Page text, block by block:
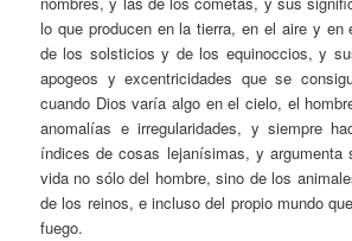
lo que producen en la tierra, en el aire y en
de los solsticios y de los equinoccios, y
apogeos y excentricidades que se
cuando Dios varía algo en el cielo, el
anomalías e irregularidades, y siempre
índices de cosas lejanísimas, y argumenta
vida no sólo del hombre, sino de los
de los reinos, e incluso del propio mundo
fuego.